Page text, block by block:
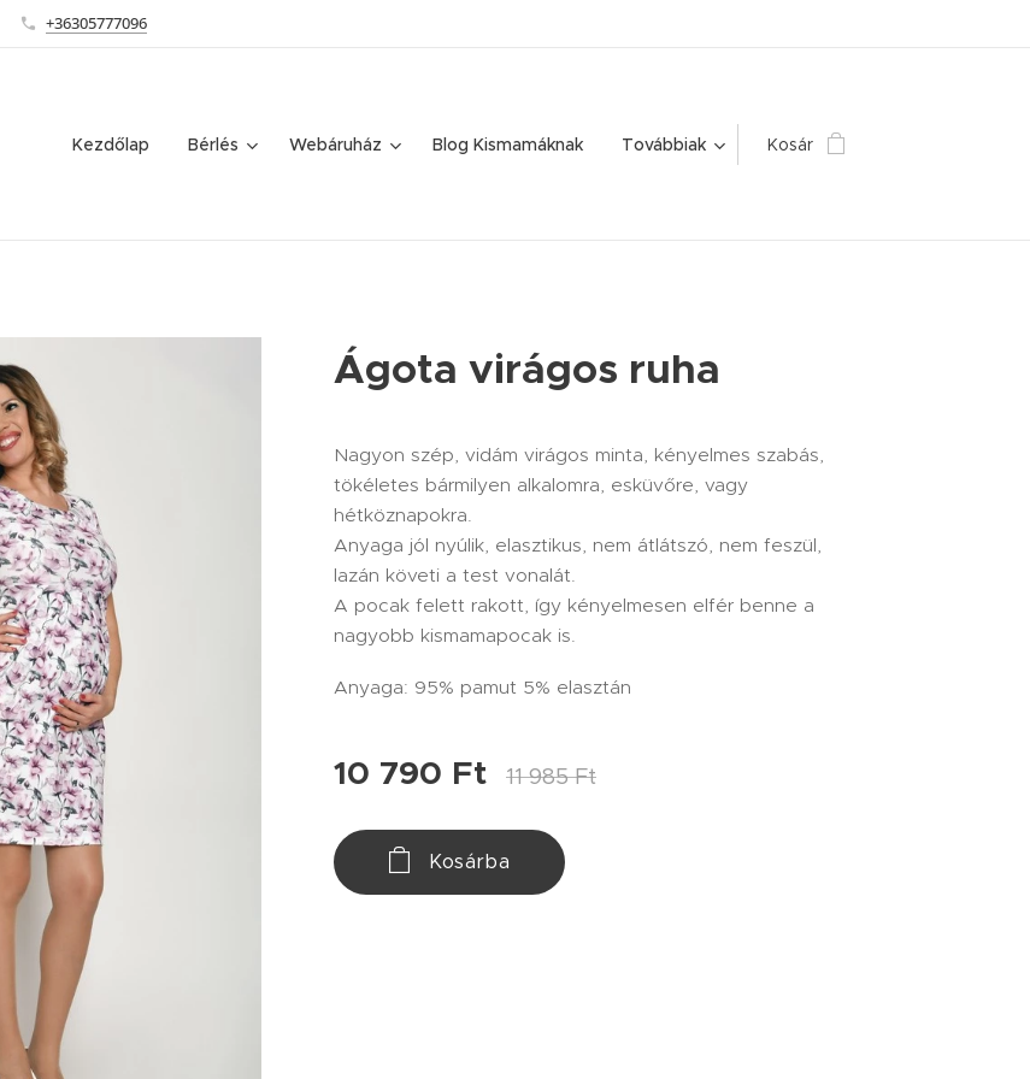
+36305777096
Kezdőlap Bérlés Webáruház Blog Kismamáknak Továbbiak Kosár
Ágota virágos ruha
Nagyon szép, vidám virágos minta, kényelmes szabás,
tökéletes bármilyen alkalomra, esküvőre, vagy
hétköznapokra.
Anyaga jól nyúlik, elasztikus, nem átlátszó, nem feszül,
lazán követi a test vonalát.
A pocak felett rakott, így kényelmesen elfér benne a
nagyobb kismamapocak is.
Anyaga: 95% pamut 5% elasztán
10 790 Ft 11 985Ft
Kosárba